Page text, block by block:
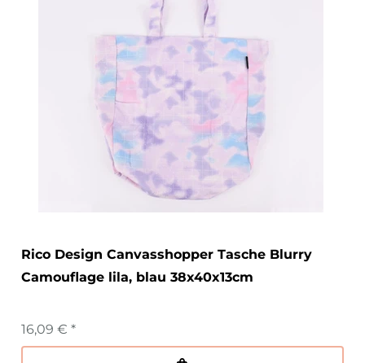
Rico Design Canvasshopper Tasche Blurry
Camouflage lila, blau 38x40x13cm
16,09 € *